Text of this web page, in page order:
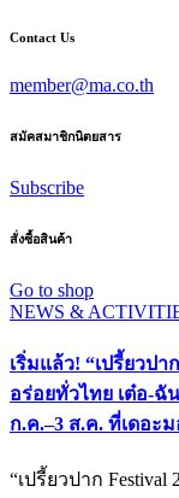
Contact Us
member@ma.co.th
สมัคสมาชิกนิตยสาร
Subscribe
สั่งซื้อสินค้า
Go to shop
NEWS &
เริ่มแล้ว! “เปรี้ยวป
อร่อยทั่วไทย เต๋อ-
ก.ค.–3 ส.ค. ที่เดอะ
“เปรี้ยวปาก